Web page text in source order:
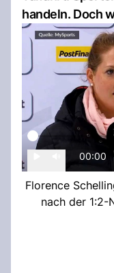
handeln. Doch
00:00
Florence
nach der 1:2-